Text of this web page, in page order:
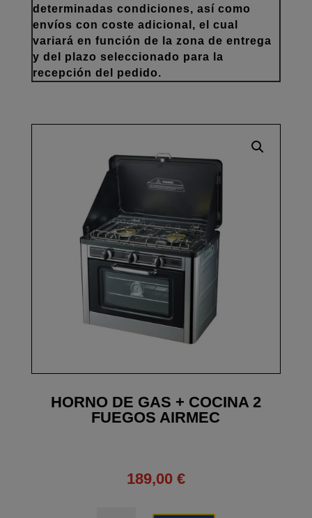
determinadas condiciones, así como
envíos con coste adicional, el cual
variará en función de la zona de entrega
y del plazo seleccionado para la
recepción del pedido.
HORNO DE GAS + COCINA 2
FUEGOS AIRMEC
189,00 €